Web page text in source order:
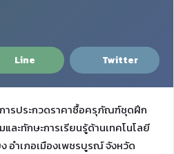
Line Twitter
การประกวดราคาซื้อครุภัณฑ์ชุดฝึก
ละทักษะการเรียนรู้ด้านเทคโนโลยี
อำเภอเมืองเพชรบูรณ์ จังหวัด